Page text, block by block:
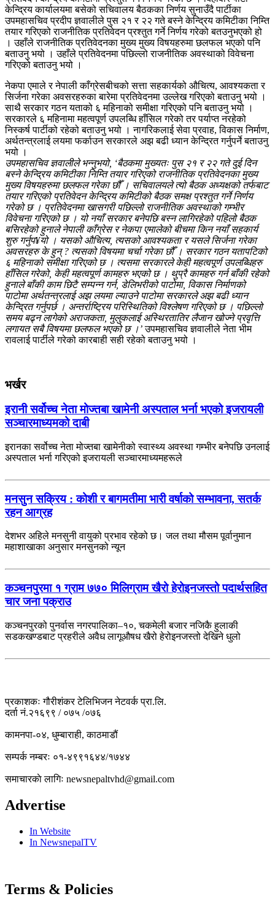
केन्द्रिय कार्यालयमा बसेको सचिवालय बैठकका निर्णय सुनाउँदै पार्टीका
उपमहासचिव प्रदीप ज्ञवालीले पुस २१ र २२ गते बस्ने केन्द्रिय कमिटीका निम्ति
तयार गरिएको राजनीतिक प्रतिवेदन प्रश्तुत गर्ने निर्णय गरेको बतउनुभएको हो
। उहाँले राजनीतिक प्रतिवेदनका मुख्य मुख्य विषयहरुमा छलफल भएको पनि
बताउनु भयो । उहाँले प्रतिवेदनमा पछिल्लो राजनीतिक अवस्थाको विवेचना
गरिएको बताउनु भयो ।
नेकपा एमाले र नेपाली काँग्रेसबीचको सत्ता सहकार्यको औचित्य, आवश्यकता र
सिर्जना गरेका अवसरहरुका बारेमा प्रतिवेदनमा उल्लेख गरिएको बताउनु भयो ।
साथै सरकार गठन यताको ६ महिनाको समीक्षा गरिएको पनि बताउनु भयो ।
सरकारले ६ महिनामा महत्वपूर्ण उपलब्धि हाँसिल गरेको तर पर्याप्त नरहेको
निस्कर्ष पार्टीको रहेको बताउनु भयो । नागरिकलाई सेवा प्रवाह, विकास निर्माण,
अर्थतन्त्रलाई लयमा फर्काउन सरकारले अझ बढी ध्यान केन्द्रित गर्नुपर्ने बताउनु
भयो ।
उपमहासचिव ज्ञवालीले भन्नुभयो, ‘बैठकमा मुख्यतः पुस २१ र २२ गते दुई दिन
बस्ने केन्द्रिय कमिटीका निम्ति तयार गरिएको राजनीतिक प्रतिवेदनका मुख्य
मुख्य विषयहरुमा छलफल गरेका छौँ । सचिवालयले त्यो बैठक अध्यक्षको तर्फबाट
तयार गरिएको प्रतिवेदन केन्द्रिय कमिटीको बैठक समक्ष प्रश्तुत गर्ने निर्णय
गरेको छ । प्रतिवेदनमा खासगरी पछिल्लो राजनीतिक अवस्थाको गम्भीर
विवेचना गरिएको छ । यो नयाँ सरकार बनेपछि बस्न लागिरहेको पहिलो बैठक
बसिरहेको हुनाले नेपाली काँग्रेस र नेकपा एमालेको बीचमा किन नयाँ सहकार्य
शुरु गर्नुप¥यो । यसको औचित्य, त्यसको आवश्यकता र यसले सिर्जना गरेका
अवसरहरु के हुन् ? त्यसको विषयमा चर्चा गरेका छौँ । सरकार गठन यतापटिको
६ महिनाको समीक्षा गरिएको छ । त्यसमा सरकारले केही महत्वपूर्ण उपलब्धिहरु
हाँसिल गरेको, केही महत्वपूर्ण कामहरु भएको छ । थुप्रै कामहरु गर्न बाँकी रहेको
हुनाले बाँकी काम छिटै सम्पन्न गर्न, डेलिभरीको पाटोमा, विकास निर्माणको
पाटोमा अर्थतन्त्रलाई अझ लयमा ल्याउने पाटोमा सरकारले अझ बढी ध्यान
केन्द्रित गर्नुपर्छ । अन्तर्राष्ट्रिय परिस्थितिको विश्लेषण गरिएको छ । पछिल्लो
समय बढ्न लागेको अराजकता, मुलुकलाई अस्थिरतातिर लैजान खोज्ने प्रवृत्ति
लगायत सबै विषयमा छलफल भएको छ ।’उपमहासचिव ज्ञवालीले नेता भीम
रावलाई पार्टीले गरेको कारबाही सही रहेको बताउनु भयो ।
भर्खर
इरानी सर्वोच्च नेता मोज्तबा खामेनी अस्पताल भर्ना भएको इजरायली
सञ्चारमाध्यमको दाबी
इरानका सर्वोच्च नेता मोज्तबा खामेनीको स्वास्थ्य अवस्था गम्भीर बनेपछि उनलाई
अस्पताल भर्ना गरिएको इजरायली सञ्चारमाध्यमहरूले
मनसुन सक्रिय : कोशी र बागमतीमा भारी वर्षाको सम्भावना, सतर्क
रहन आग्रह
देशभर अहिले मनसुनी वायुको प्रभाव रहेको छ। जल तथा मौसम पूर्वानुमान
महाशाखाका अनुसार मनसुनको न्यून
कञ्चनपुरमा १ ग्राम ७७० मिलिग्राम खैरो हेरोइनजस्तो पदार्थसहित
चार जना पक्राउ
कञ्चनपुरको पुनर्वास नगरपालिका–१०, चकमेली बजार नजिकै हुलाकी
सडकखण्डबाट प्रहरीले अवैध लागूऔषध खैरो हेरोइनजस्तो देखिने धुलो
प्रकाशकः गौरीशंकर टेलिभिजन नेटवर्क प्रा.लि.
दर्ता नं.२१६९९ / ०७५ /०७६
कामनपा-०४, धुम्बाराही, काठमाडौं
सम्पर्क नम्बरः ०१-४९९१६४४/१७४४
समाचारकाे लागिः newsnepaltvhd@gmail.com
Advertise
In Website
In NewsnepalTV
Terms & Policies